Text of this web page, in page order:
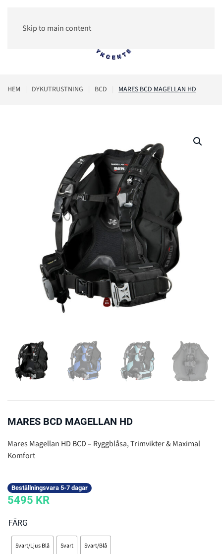
Skip to main content
HEM DYKUTRUSTNING BCD MARES BCD MAGELLAN HD
MARES BCD MAGELLAN HD
Mares Magellan HD BCD – Ryggblåsa, Trimvikter & Maximal
Komfort
Beställningsvara 5-7 dagar
5495 KR
FÄRG
Svart/Ljus Blå Svart Svart/Blå